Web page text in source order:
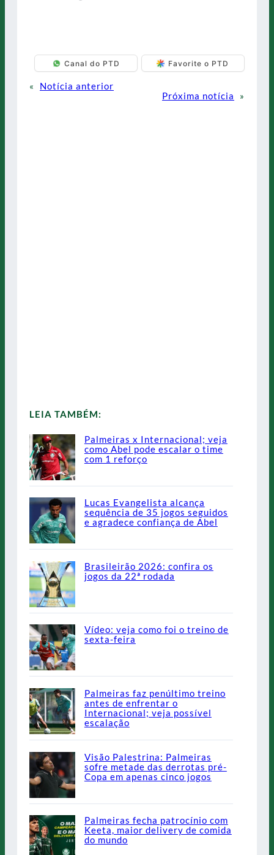
Canal do PTD Favorite o PTD
«
Notícia anterior
Próxima notícia
»
LEIA TAMBÉM:
Palmeiras x Internacional; veja
como Abel pode escalar o time
com 1 reforço
Lucas Evangelista alcança
sequência de 35 jogos seguidos
e agradece confiança de Abel
Brasileirão 2026: confira os
jogos da 22ª rodada
Vídeo: veja como foi o treino de
sexta-feira
Palmeiras faz penúltimo treino
antes de enfrentar o
Internacional; veja possível
escalação
Visão Palestrina: Palmeiras
sofre metade das derrotas pré-
Copa em apenas cinco jogos
Palmeiras fecha patrocínio com
Keeta, maior delivery de comida
do mundo